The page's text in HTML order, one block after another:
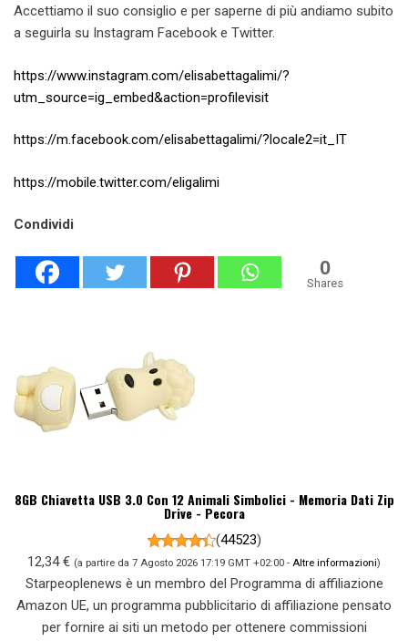
Accettiamo il suo consiglio e per saperne di più andiamo subito
a seguirla su Instagram Facebook e Twitter.
https://www.instagram.com/elisabettagalimi/?
utm_source=ig_embed&action=profilevisit
https://m.facebook.com/elisabettagalimi/?locale2=it_IT
https://mobile.twitter.com/eligalimi
Condividi
0
Shares
8GB Chiavetta USB 3.0 Con 12 Animali Simbolici - Memoria Dati Zip
Drive - Pecora
(44523)
12,34 € (a partire da 7 Agosto 2026 17:19 GMT +02:00 - Altre informazioni)
Starpeoplenews è un membro del Programma di affiliazione
Amazon UE, un programma pubblicitario di affiliazione pensato
per fornire ai siti un metodo per ottenere commissioni